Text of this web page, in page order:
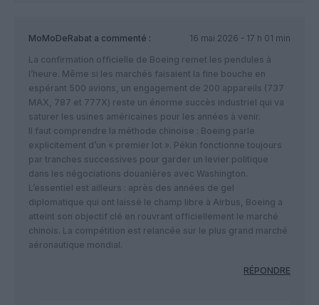
MoMoDeRabat a commenté :
16 mai 2026 - 17 h 01 min
​La confirmation officielle de Boeing remet les pendules à
l’heure. Même si les marchés faisaient la fine bouche en
espérant 500 avions, un engagement de 200 appareils (737
MAX, 787 et 777X) reste un énorme succès industriel qui va
saturer les usines américaines pour les années à venir.
​Il faut comprendre la méthode chinoise : Boeing parle
explicitement d’un « premier lot ». Pékin fonctionne toujours
par tranches successives pour garder un levier politique
dans les négociations douanières avec Washington.
​L’essentiel est ailleurs : après des années de gel
diplomatique qui ont laissé le champ libre à Airbus, Boeing a
atteint son objectif clé en rouvrant officiellement le marché
chinois. La compétition est relancée sur le plus grand marché
aéronautique mondial.
RÉPONDRE